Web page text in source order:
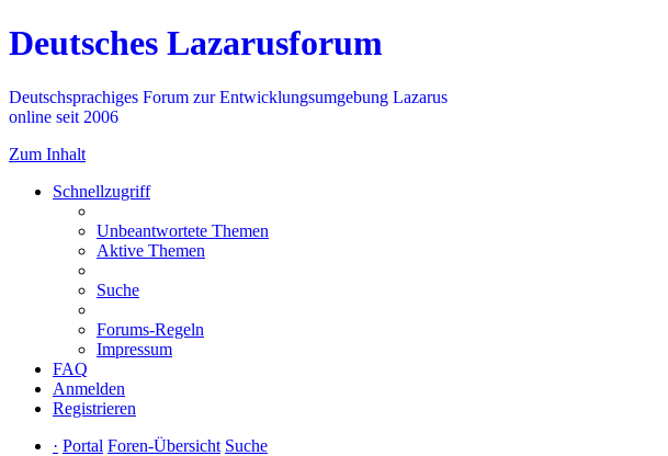
Deutsches Lazarusforum
Deutschsprachiges Forum zur Entwicklungsumgebung Lazarus
online seit 2006
Zum Inhalt
Schnellzugriff
Unbeantwortete Themen
Aktive Themen
Suche
Forums-Regeln
Impressum
FAQ
Anmelden
Registrieren
· Portal Foren-Übersicht Suche